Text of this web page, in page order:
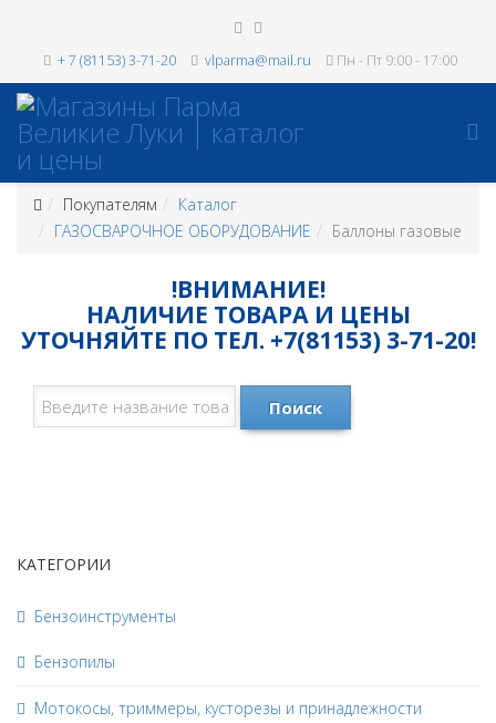
+ 7 (81153) 3-71-20 vlparma@mail.ru Пн - Пт 9:00 - 17:00
Покупателям
Каталог
ГАЗОСВАРОЧНОЕ ОБОРУДОВАНИЕ
Баллоны газовые
!ВНИМАНИЕ!
НАЛИЧИЕ ТОВАРА И ЦЕНЫ
УТОЧНЯЙТЕ ПО ТЕЛ. +7(81153) 3-71-20!
Поиск
КАТЕГОРИИ
Бензоинструменты
Бензопилы
Мотокосы, триммеры, кусторезы и принадлежности